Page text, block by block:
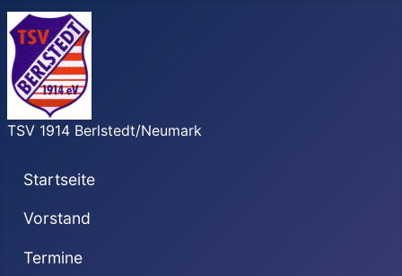
TSV 1914 Berlstedt/Neumark
Startseite
Vorstand
Termine